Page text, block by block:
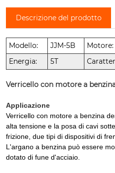
Descrizione del prodotto
Modello: JJM-5B Motore:
Energia:
5T
Verricello con motore a
Applicazione
Verricello con motore a benzina
alta tensione e la posa di cavi
frizione, due tipi di dispositivi di
L'argano a benzina può essere
dotato di fune d'acciaio.